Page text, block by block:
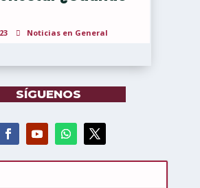
Noticias en General
SÍGUENOS